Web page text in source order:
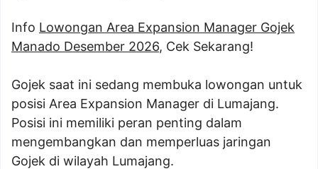
Info Lowongan Area Expansion Manager Gojek
Manado Desember 2026, Cek Sekarang!
Gojek saat ini sedang membuka lowongan untuk
posisi Area Expansion Manager di Lumajang.
Posisi ini memiliki peran penting dalam
mengembangkan dan memperluas jaringan
Gojek di wilayah Lumajang.